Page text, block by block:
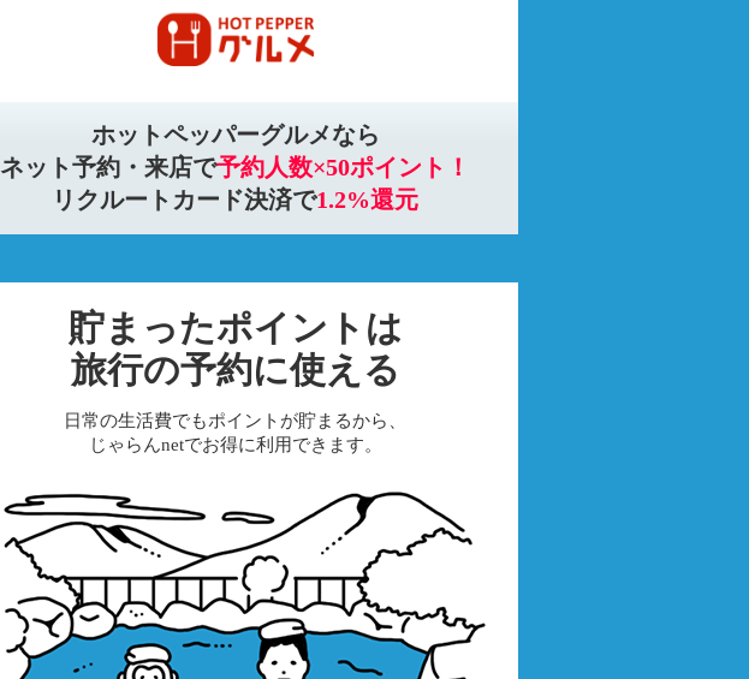
ホットペッパーグルメなら
ネット予約・来店で予約人数×50ポイント！
リクルートカード決済で1.2%還元
貯まったポイントは
旅行の予約に使える
日常の生活費でもポイントが貯まるから、
じゃらんnetでお得に利用できます。